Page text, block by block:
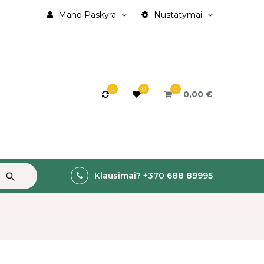
Nustatymai
Mano Paskyra
0 0 0 0,00 €
search Klausimai? +370 688 89995